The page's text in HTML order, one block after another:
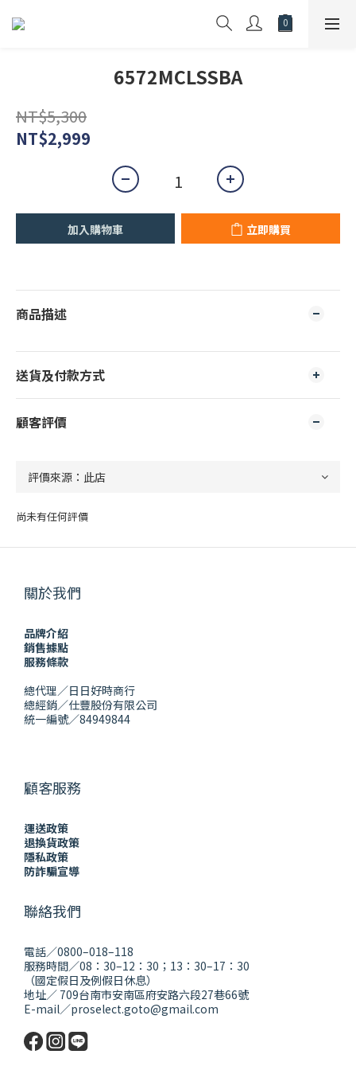
6572MCLSSBA
NT$5,300
NT$2,999
加入購物車 立即購買
商品描述
送貨及付款方式
顧客評價
尚未有任何評價
關於我們
品牌介紹
銷售據點
服務條款
總代理／日日好時商行
總經銷／仕豐股份有限公司
統一編號／84949844
顧客服務
運送政策
退換貨政策
隱私政策
防詐騙宣導
聯絡我們
電話／0800–018–118
服務時間／08：30–12：30；13：30–17：30
（國定假日及例假日休息）
地址／ 709台南市安南區府安路六段27巷66號
E-mail／proselect.goto@gmail.com